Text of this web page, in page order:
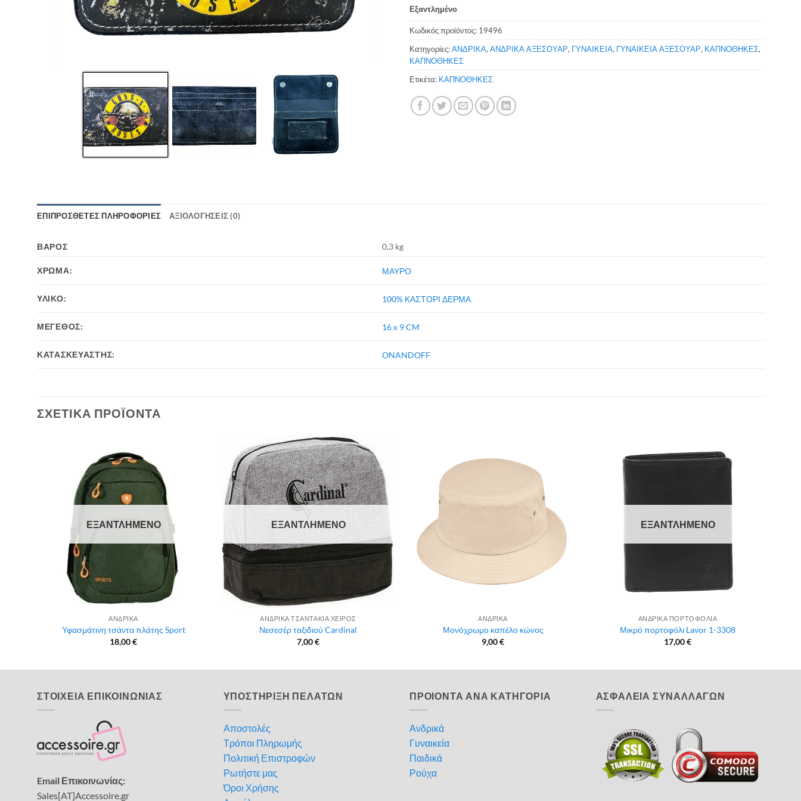
Εξαντλημένο
Κωδικός προϊόντος: 19496
Κατηγορίες:ΑΝΔΡΙΚΑ,ΑΝΔΡΙΚΑ ΑΞΕΣΟΥΑΡ, ΓΥΝΑΙΚΕΙΑ, ΓΥΝΑΙΚΕΙΑ ΑΞΕΣΟΥΑΡ, ΚΑΠΝΟΘΗΚΕΣ,
ΚΑΠΝΟΘΗΚΕΣ
Ετικέτα: ΚΑΠΝΟΘΗΚΕΣ
ΕΠΙΠΡΌΣΘΕΤΕΣ ΠΛΗΡΟΦΟΡΊΕΣ ΑΞΙΟΛΟΓΉΣΕΙΣ (0)
ΒΆΡΟΣ 0,3 kg
ΧΡΩΜΑ: ΜΑΥΡΟ
ΥΛΙΚΟ: 100% ΚΑΣΤΟΡΙ ΔΕΡΜΑ
ΜΕΓΕΘΟΣ: 16 x 9 CM
ΚΑΤΑΣΚΕΥΑΣΤΗΣ: ONANDOFF
ΣΧΕΤΙΚΆ ΠΡΟΪΌΝΤΑ
ΕΞΑΝΤΛΗΜΈΝΟ
ΑΝΔΡΙΚΑ
Υφασμάτινη τσάντα πλάτης Sport
18,00€
ΕΞΑΝΤΛΗΜΈΝΟ
ΑΝΔΡΙΚΑ ΤΣΑΝΤΑΚΙΑ ΧΕΙΡΟΣ
Νεσεσέρ ταξιδιού Cardinal
7,00€
ΑΝΔΡΙΚΑ
Μονόχρωμο καπέλο κώνος
9,00€
ΕΞΑΝΤΛΗΜΈΝΟ
ΑΝΔΡΙΚΑ ΠΟΡΤΟΦΟΛΙΑ
Μικρό πορτοφόλι Lavor 1-3308
17,00€
ΣΤΟΙΧΕΙΑ ΕΠΙΚΟΙΝΩΝΙΑΣ
Email Επικοινωνίας:
Sales[AT]Accessoire.gr
ΥΠΟΣΤΗΡΙΞΗ ΠΕΛΑΤΩΝ
Αποστολές
Τρόποι Πληρωμής
Πολιτική Επιστροφών
Ρωτήστε μας
Όροι Χρήσης
ΠΡΟΙΟΝΤΑ ΑΝΑ ΚΑΤΗΓΟΡΙΑ
Ανδρικά
Γυναικεία
Παιδικά
Ρούχα
ΑΣΦΑΛΕΙΑ ΣΥΝΑΛΛΑΓΩΝ